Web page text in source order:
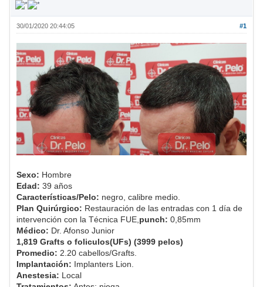
#1
30/01/2020 20:44:05
Sexo: Hombre
Edad: 39 años
Características/Pelo: negro, calibre medio.
Plan Quirúrgico: Restauración de las entradas con 1 día de
intervención con la Técnica FUE, punch: 0,85mm
Médico: Dr. Afonso Junior
1,819 Grafts o foliculos(UFs) (3999 pelos)
Promedio: 2.20 cabellos/Grafts.
Implantación: Implanters Lion.
Anestesia: Local